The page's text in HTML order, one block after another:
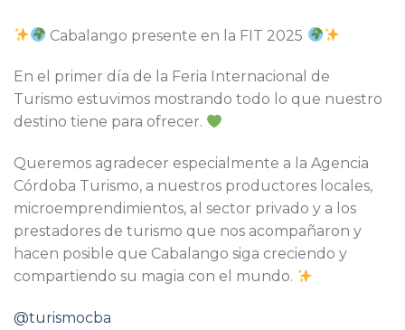
Cabalango presente en la FIT 2025
En el primer día de la Feria Internacional de
Turismo estuvimos mostrando todo lo que nuestro
destino tiene para ofrecer.
Queremos agradecer especialmente a la Agencia
Córdoba Turismo, a nuestros productores locales,
microemprendimientos, al sector privado y a los
prestadores de turismo que nos acompañaron y
hacen posible que Cabalango siga creciendo y
compartiendo su magia con el mundo.
@turismocba